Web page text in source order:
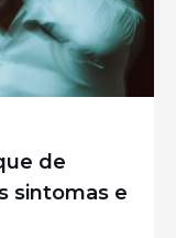
de
sintomas e